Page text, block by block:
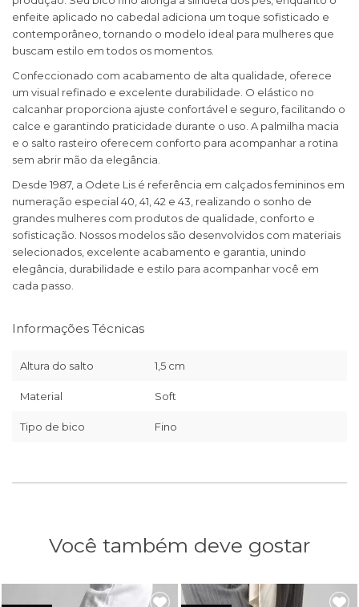
enfeite aplicado no cabedal adiciona um toque sofisticado e
contemporâneo, tornando o modelo ideal para mulheres que
buscam estilo em todos os momentos.
Confeccionado com acabamento de alta qualidade, oferece
um visual refinado e excelente durabilidade. O elástico no
calcanhar proporciona ajuste confortável e seguro, facilitando o
calce e garantindo praticidade durante o uso. A palmilha macia
e o salto rasteiro oferecem conforto para acompanhar a rotina
sem abrir mão da elegância.
Desde 1987, a Odete Lis é referência em calçados femininos em
numeração especial 40, 41, 42 e 43, realizando o sonho de
grandes mulheres com produtos de qualidade, conforto e
sofisticação. Nossos modelos são desenvolvidos com materiais
selecionados, excelente acabamento e garantia, unindo
elegância, durabilidade e estilo para acompanhar você em
cada passo.
Informações Técnicas
Altura do salto 1,5 cm
Material Soft
Tipo de bico Fino
Você também deve gostar